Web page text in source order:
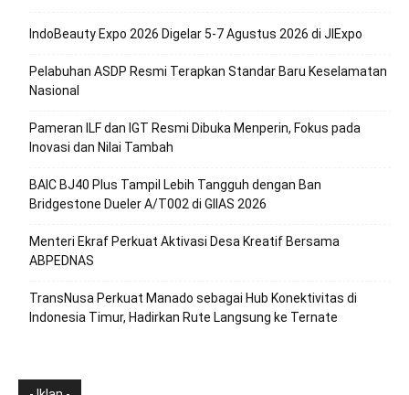
IndoBeauty Expo 2026 Digelar 5-7 Agustus 2026 di JIExpo
Pelabuhan ASDP Resmi Terapkan Standar Baru Keselamatan
Nasional
Pameran ILF dan IGT Resmi Dibuka Menperin, Fokus pada
Inovasi dan Nilai Tambah
BAIC BJ40 Plus Tampil Lebih Tangguh dengan Ban
Bridgestone Dueler A/T002 di GIIAS 2026
Menteri Ekraf Perkuat Aktivasi Desa Kreatif Bersama
ABPEDNAS
TransNusa Perkuat Manado sebagai Hub Konektivitas di
Indonesia Timur, Hadirkan Rute Langsung ke Ternate